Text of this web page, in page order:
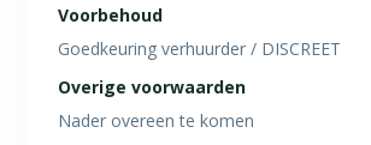
Voorbehoud
Goedkeuring verhuurder / DISCREET
Overige voorwaarden
Nader overeen te komen